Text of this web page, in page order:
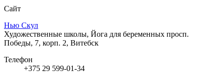
Сайт
Нью Скул
Художественные школы, Йога для беременных просп.
Победы, 7, корп. 2, Витебск
Телефон
+375 29 599-01-34